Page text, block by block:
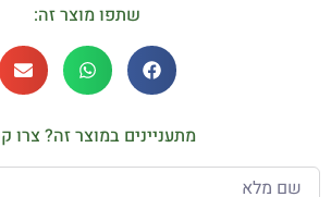
שתפו מוצר זה:
מתעניינים במוצר זה? צרו